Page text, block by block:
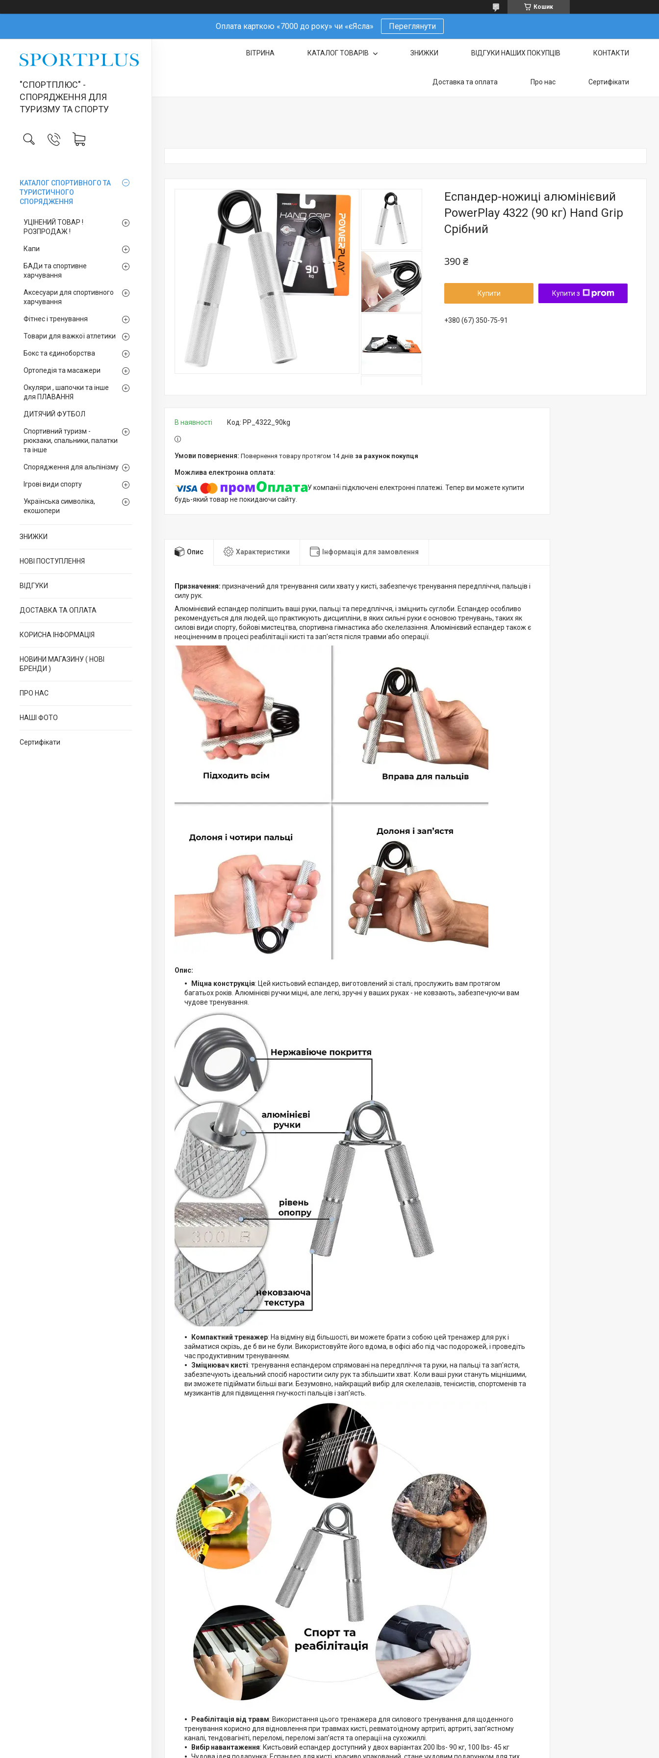
Кошик
Оплата карткою «7000 до року» чи «єЯсла» Переглянути
"СПОРТПЛЮС" -
СПОРЯДЖЕННЯ ДЛЯ
ТУРИЗМУ ТА СПОРТУ
КАТАЛОГ СПОРТИВНОГО ТА
ТУРИСТИЧНОГО
СПОРЯДЖЕННЯ
УЦІНЕНИЙ ТОВАР !
РОЗПРОДАЖ !
Капи
БАДи та спортивне
харчування
Аксесуари для спортивного
харчування
Фітнес і тренування
Товари для важкої атлетики
Бокс та єдиноборства
Ортопедія та масажери
Окуляри , шапочки та інше
для ПЛАВАННЯ
ДИТЯЧИЙ ФУТБОЛ
Спортивний туризм -
рюкзаки, спальники, палатки
та інше
Спорядження для альпінізму
Ігрові види спорту
Українська символіка,
екошопери
ЗНИЖКИ
НОВІ ПОСТУПЛЕННЯ
ВІДГУКИ
ДОСТАВКА ТА ОПЛАТА
КОРИСНА ІНФОРМАЦІЯ
НОВИНИ МАГАЗИНУ ( НОВІ
БРЕНДИ )
ПРО НАС
НАШІ ФОТО
Сертифікати
ВІТРИНА КАТАЛОГ ТОВАРІВ ЗНИЖКИ ВІДГУКИ НАШИХ ПОКУПЦІВ КОНТАКТИ
Доставка та оплата Про нас Сертифікати
Еспандер-ножиці алюмінієвий
PowerPlay 4322 (90 кг) Hand Grip
Срібний
390 ₴
Купити Купити з
+380 (67) 350-75-91
В наявності Код: PP_4322_90kg
повернення товару протягом 14 днів за рахунок покупця
У компанії підключені електронні платежі. Тепер ви можете купити
будь-який товар не покидаючи сайту.
Опис Характеристики Інформація для замовлення
Призначення: призначений для тренування сили хвату у кисті, забезпечує тренування передпліччя, пальців і
силу рук.
Алюмінієвий еспандер поліпшить ваші руки, пальці та передпліччя, і зміцнить суглоби. Еспандер особливо
рекомендується для людей, що практикують дисципліни, в яких сильні руки є основою тренувань, таких як
силові види спорту, бойові мистецтва, спортивна гімнастика або скелелазіння. Алюмінієвий еспандер також є
неоціненним в процесі реабілітації кисті та зап'ястя після травми або операції.
Опис:
Міцна конструкція: Цей кистьовий еспандер, виготовлений зі сталі, прослужить вам протягом
багатьох років. Алюмінієві ручки міцні, але легкі, зручні у ваших руках - не ковзають, забезпечуючи вам
чудове тренування.
Компактний тренажер: На відміну від більшості, ви можете брати з собою цей тренажер для рук і
займатися скрізь, де б ви не були. Використовуйте його вдома, в офісі або під час подорожей, і проведіть
час продуктивним тренуванням.
Зміцнювач кисті: тренування еспандером спрямовані на передпліччя та руки, на пальці та зап'ястя,
забезпечують ідеальний спосіб наростити силу рук та збільшити хват. Коли ваші руки стануть міцнішими,
ви зможете підіймати більші ваги. Безумовно, найкращий вибір для скелелазів, тенісистів, спортсменів та
музикантів для підвищення гнучкості пальців і зап’ясть.
Реабілітація від травм: Використання цього тренажера для силового тренування для щоденного
тренування корисно для відновлення при травмах кисті, ревматоїдному артриті, артриті, зап’ястному
каналі, тендовагініті, переломі, переломі зап’ястя та операції на сухожиллі.
Вибір навантаження: Кистьовий еспандер доступний у двох варіантах 200 lbs- 90 кг, 100 lbs- 45 кг